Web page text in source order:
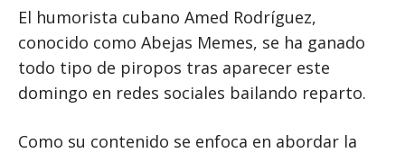
El humorista cubano Amed Rodríguez,
conocido como Abejas Memes, se ha ganado
todo tipo de piropos tras aparecer este
domingo en redes sociales bailando reparto.
Como su contenido se enfoca en abordar la